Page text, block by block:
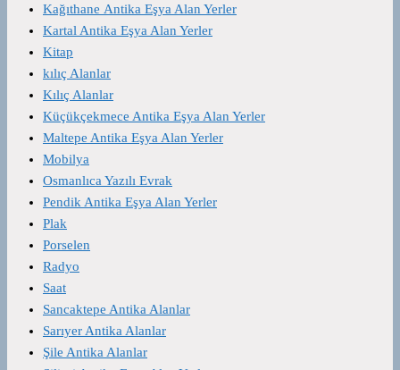
Kağıthane Antika Eşya Alan Yerler
Kartal Antika Eşya Alan Yerler
Kitap
kılıç Alanlar
Kılıç Alanlar
Küçükçekmece Antika Eşya Alan Yerler
Maltepe Antika Eşya Alan Yerler
Mobilya
Osmanlıca Yazılı Evrak
Pendik Antika Eşya Alan Yerler
Plak
Porselen
Radyo
Saat
Sancaktepe Antika Alanlar
Sarıyer Antika Alanlar
Şile Antika Alanlar